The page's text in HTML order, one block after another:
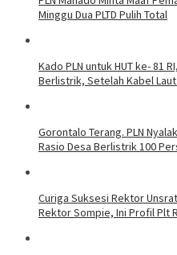
Minggu Dua PLTD Pulih Total
Kado PLN untuk HUT ke- 81
Berlistrik, Setelah Kabel
Gorontalo Terang. PLN
Rasio Desa Berlistrik 100
Curiga Suksesi Rektor
Rektor Sompie, Ini Profil Plt